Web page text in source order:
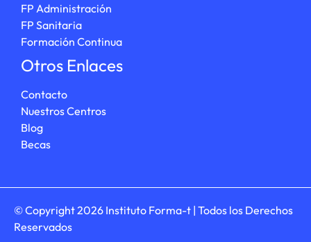
FP Administración
FP Sanitaria
Formación Continua
Otros Enlaces
Contacto
Nuestros Centros
Blog
Becas
© Copyright 2026 Instituto Forma-t | Todos los Derechos
Reservados